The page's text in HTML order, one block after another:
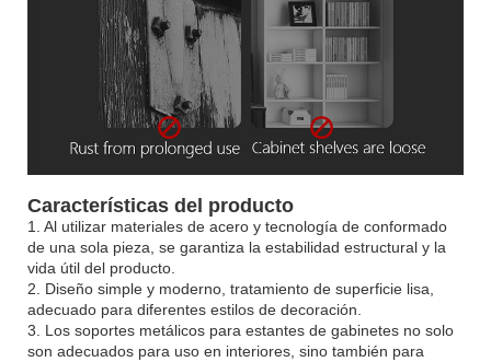
Características del producto
1. Al utilizar materiales de acero y tecnología de conformado
de una sola pieza, se garantiza la estabilidad estructural y la
vida útil del producto.
2. Diseño simple y moderno, tratamiento de superficie lisa,
adecuado para diferentes estilos de decoración.
3. Los soportes metálicos para estantes de gabinetes no solo
son adecuados para uso en interiores, sino también para